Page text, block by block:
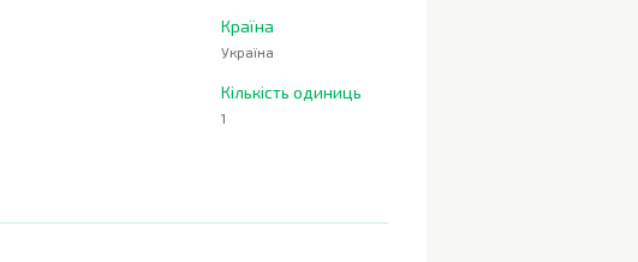
Країна
Україна
Кількість одиниць
1